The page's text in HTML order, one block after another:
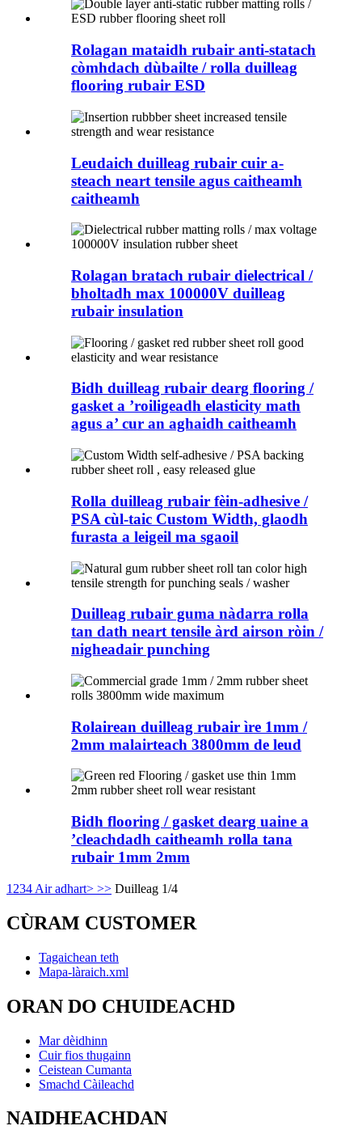
Rolagan mataidh rubair anti-statach
còmhdach dùbailte / rolla duilleag
flooring rubair ESD
Leudaich duilleag rubair cuir a-
steach neart tensile agus caitheamh
caitheamh
Rolagan bratach rubair dielectrical /
bholtadh max 100000V duilleag
rubair insulation
Bidh duilleag rubair dearg flooring /
gasket a ’roiligeadh elasticity math
agus a’ cur an aghaidh caitheamh
Rolla duilleag rubair fèin-adhesive /
PSA cùl-taic Custom Width, glaodh
furasta a leigeil ma sgaoil
Duilleag rubair guma nàdarra rolla
tan dath neart tensile àrd airson ròin /
nigheadair punching
Rolairean duilleag rubair ìre 1mm /
2mm malairteach 3800mm de leud
Bidh flooring / gasket dearg uaine a
’cleachdadh caitheamh rolla tana
rubair 1mm 2mm
1 234 Air adhart> >> Duilleag 1/4
CÙRAM CUSTOMER
Tagaichean teth
Mapa-làraich.xml
ORAN DO CHUIDEACHD
Mar dèidhinn
Cuir fios thugainn
Ceistean Cumanta
Smachd Càileachd
NAIDHEACHDAN